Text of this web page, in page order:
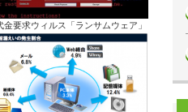
金要求ウィルス「ランサムウェア」